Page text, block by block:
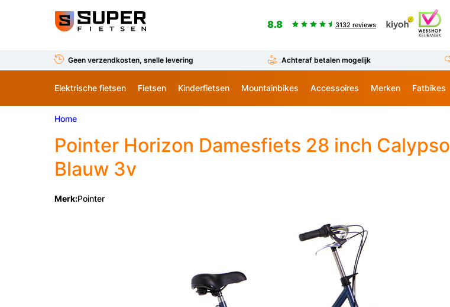
8.8 3132 reviews
Geen verzendkosten, snelle levering Achteraf betalen mogelijk
Elektrische fietsen Fietsen Kinderfietsen Mountainbikes Accessoires Merken Fatbikes
Home
Pointer Horizon Damesfiets 28 inch Calypso
Blauw 3v
Merk:Pointer